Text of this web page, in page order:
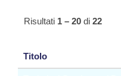
Risultati 1 – 20 di 22
Titolo